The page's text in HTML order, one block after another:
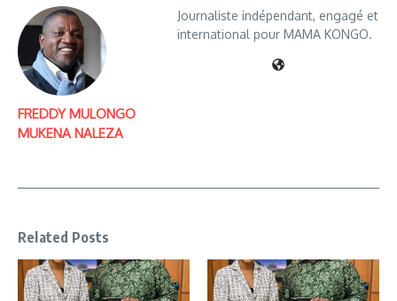
FREDDY MULONGO
MUKENA NALEZA
Journaliste indépendant, engagé et
international pour MAMA KONGO.
Related Posts